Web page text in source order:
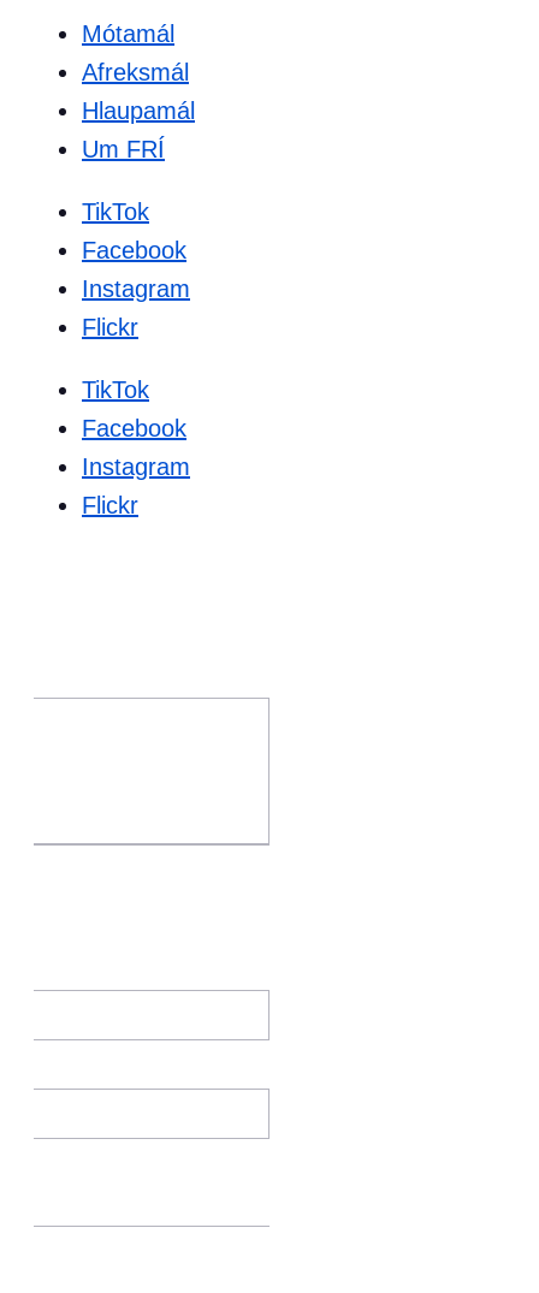
Mótamál
Afreksmál
Hlaupamál
Um FRÍ
TikTok
Facebook
Instagram
Flickr
TikTok
Facebook
Instagram
Flickr